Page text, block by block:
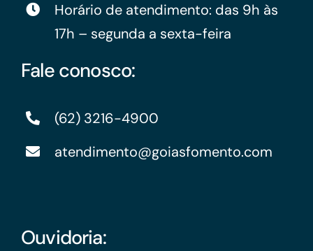
Horário de atendimento: das 9h às
17h – segunda a sexta-feira
Fale conosco:
(62) 3216-4900
atendimento@goiasfomento.com
Ouvidoria: